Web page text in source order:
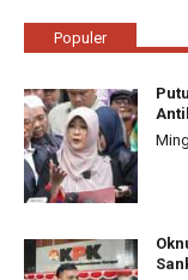
Populer